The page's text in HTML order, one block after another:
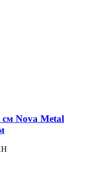
см Nova Metal